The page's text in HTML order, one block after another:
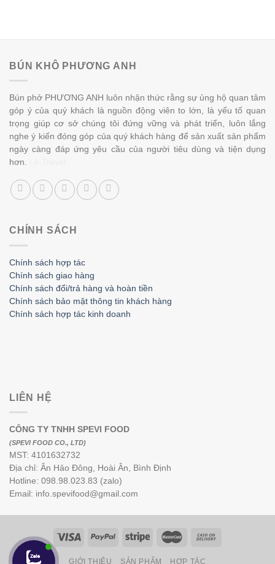
BÚN KHÔ PHƯƠNG ANH
Bún phở PHƯƠNG ANH luôn nhận thức rằng sự ủng hộ quan tâm
góp ý của quý khách là nguồn động viên to lớn, là yếu tố quan
trọng giúp cơ sở chúng tôi đứng vững và phát triển, luôn lắng
nghe ý kiến đóng góp của quý khách hàng để sản xuất sản phẩm
ngày càng đáp ứng yêu cầu của người tiêu dùng và tiện dụng
hơn.
CHÍNH SÁCH
Chính sách hợp tác
Chính sách giao hàng
Chính sách đổi/trả hàng và hoàn tiền
Chính sách bảo mật thông tin khách hàng
Chính sách hợp tác kinh doanh
LIÊN HỆ
CÔNG TY TNHH SPEVI FOOD
(SPEVI FOOD CO., LTD)
MST: 4101632732
Địa chỉ: Ân Hảo Đông, Hoài Ân, Bình Định
Hotline: 098.98.023.83 (zalo)
Email: info.spevifood@gmail.com
GIỚI THIỆU SẢN PHẨM HỢP TÁC